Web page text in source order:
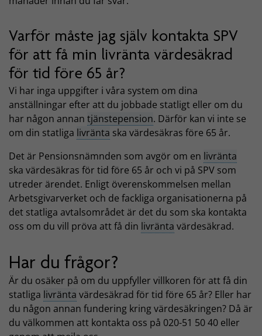
Varför måste jag själv kontakta SPV
för att få min livränta värdesäkrad
för tid före 65 år?
Vi har inga uppgifter i våra system om dina
anställningar efter att du jobbade statligt eller om du
har någon annan tjänstepension. Därför kan vi inte se
om din statliga livränta ska värdesäkras före 65 år.
Det är Pensionsnämnden som avgör om en livränta
ska värdesäkras för tid före 65 år och vi på SPV som
utreder ärendet. Enligt överenskommelsen mellan
Arbetsgivarverket och de fackliga organisationerna på
det statliga avtalsområdet är det du som ska kontakta
oss om du vill pröva att få din livränta värdesäkrad.
Har du frågor?
Är du osäker på om du uppfyller villkoren för att få din
statliga livränta värdesäkrad för tid före 65 år? Eller har
du någon annan fundering kring värdesäkringen? Då är
du välkommen att kontakta oss på 020-51 50 40 eller